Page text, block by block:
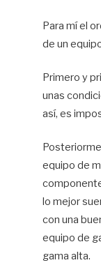
Para mí el
de un
Primero y
unas
así, es
equipo de
lo mejor
con una
equipo de
gama alta.